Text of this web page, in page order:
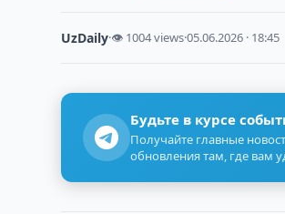
UzDaily·👁 1004 views·05.06.2026 · 18:45
Будьте в курсе
Получайте главные
обновления там, где вам